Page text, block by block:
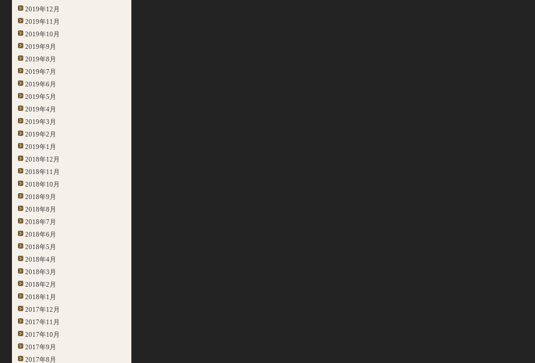
2019年12月
2019年11月
2019年10月
2019年9月
2019年8月
2019年7月
2019年6月
2019年5月
2019年4月
2019年3月
2019年2月
2019年1月
2018年12月
2018年11月
2018年10月
2018年9月
2018年8月
2018年7月
2018年6月
2018年5月
2018年4月
2018年3月
2018年2月
2018年1月
2017年12月
2017年11月
2017年10月
2017年9月
2017年8月